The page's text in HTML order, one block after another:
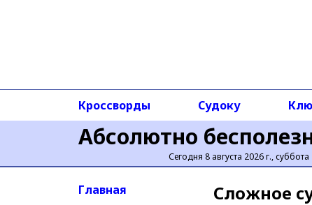
Абсолютно
Сегодня 8 августа 2026 г., суббота
Кроссворды Судоку
Главная
Сложное